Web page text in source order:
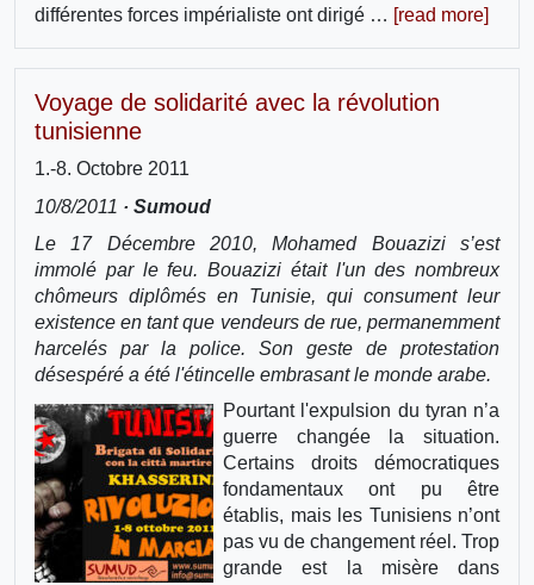
différentes forces impérialiste ont dirigé … [read more]
Voyage de solidarité avec la révolution
tunisienne
1.-8. Octobre 2011
10/8/2011 · Sumoud
Le 17 Décembre 2010, Mohamed Bouazizi s’est
immolé par le feu. Bouazizi était l'un des nombreux
chômeurs diplômés en Tunisie, qui consument leur
existence en tant que vendeurs de rue, permanemment
harcelés par la police. Son geste de protestation
désespéré a été l'étincelle embrasant le monde arabe.
Pourtant l'expulsion du tyran n’a
guerre changée la situation.
Certains droits démocratiques
fondamentaux ont pu être
établis, mais les Tunisiens n’ont
pas vu de changement réel. Trop
grande est la misère dans